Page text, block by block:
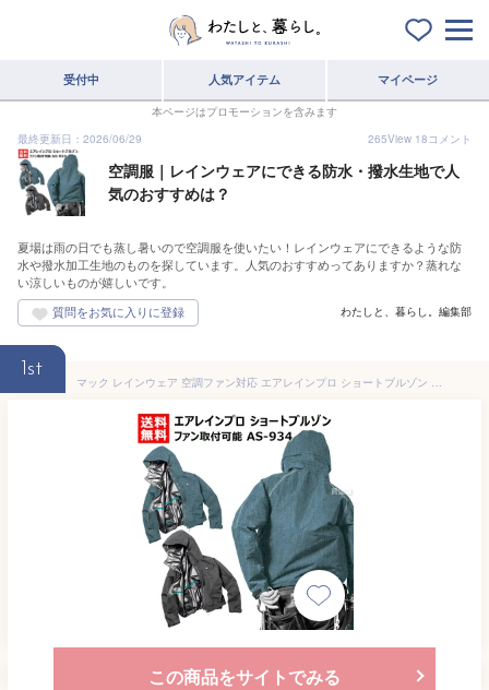
受付中 人気アイテム マイページ
本ページはプロモーションを含みます
最終更新日：2026/06/29
265View 18コメント
空調服｜レインウェアにできる防水・撥水生地で人
気のおすすめは？
夏場は雨の日でも蒸し暑いので空調服を使いたい！レインウェアにできるような防
水や撥水加工生地のものを探しています。人気のおすすめってありますか？蒸れな
い涼しいものが嬉しいです。
わたしと、暮らし。編集部
1st
マック レインウェア 空調ファン対応 エアレインプロ ショートブルゾン AS-934【Makku レインコート 空調レインウェア 空調ファン 対応 熱中症対策 暑さ対策 雨具 カッパ 合羽 作業服 作業着 釣り 登山 アウトドア 雨カッパ メンズ レディース】
この商品をサイトでみる